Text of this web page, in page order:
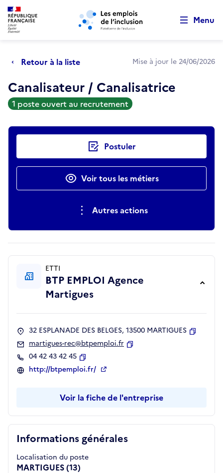
Aller au menu principal Aller au contenu principal
Menu
Retour à la liste Mise à jour le 24/06/2026
Canalisateur / Canalisatrice
1 poste ouvert au recrutement
Actions rapides Postuler
Voir tous les métiers
Autres actions
Informations générales
Localisation du poste
MARTIGUES (13)
ETTI
BTP EMPLOI Agence
Martigues
32 ESPLANADE DES BELGES, 13500 MARTIGUES
martigues-rec@btpemploi.fr
04 42 43 42 45
Copier
http://btpemploi.fr/
Voir la fiche de l'entreprise
Retour au début de la page
Panneau de gestion des cookies